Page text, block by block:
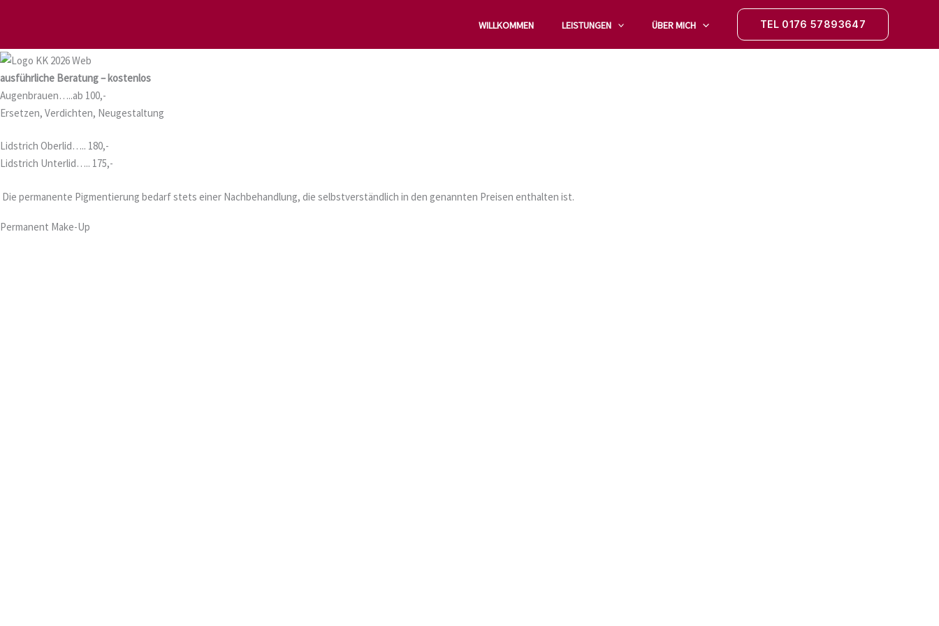
WILLKOMMEN LEISTUNGEN ÜBER MICH TEL 0176 57893647‬
ausführliche Beratung –kostenlos
Augenbrauen…..ab 100,-
Ersetzen, Verdichten, Neugestaltung
Lidstrich Oberlid….. 180,-
Lidstrich Unterlid….. 175,-
Die permanente Pigmentierung bedarf stets einer Nachbehandlung, die selbstverständlich in den genannten Preisen enthalten ist.
Permanent Make-Up